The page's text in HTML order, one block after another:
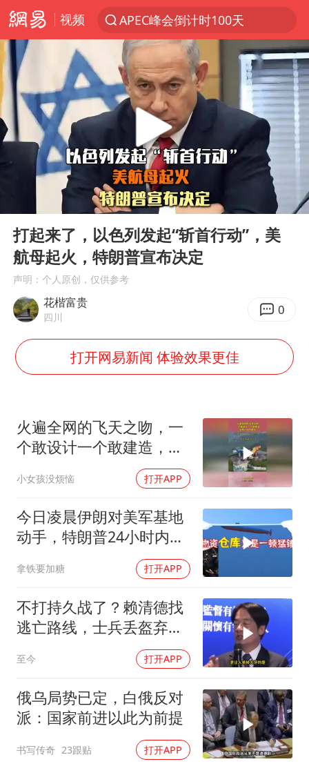
视频
APEC峰会倒计时100天
新能源汽车产业链提速
众星发文悼念秦焰
“还不如不放假”
大连一起飞航班因乘客可乐爆瓶折返
白海豚突然大拐弯 走出罕见路线
四川发布高温蓝色预警
血指纹匹配成功，20年悬案告破！凶手被执行死刑
医疗垃圾做手机壳 这也是谋财害命
武契奇：欧洲已处于大战边缘
成都多趟列车临时停运
部分银行上调存款利率
货车高速制动失灵 交警护航化险为夷
下党之路
Play
00:00 05:45
打起来了，以色列发起“斩首行动”，美
航母起火，特朗普宣布决定
声明：个人原创，仅供参考
花楷富贵
四川 0
打开网易新闻 体验效果更佳
火遍全网的飞天之吻，一
个敢设计一个敢建造，还
小女孩没烦恼 打开APP
今日凌晨伊朗对美军基地
动手，特朗普24小时内服
拿铁要加糖 打开APP
不打持久战了？赖清德找
逃亡路线，士兵丢盔弃
甲，解放军对其更名
至今 打开APP
俄乌局势已定，白俄反对
派：国家前进以此为前提
书写传奇 23跟贴 打开APP